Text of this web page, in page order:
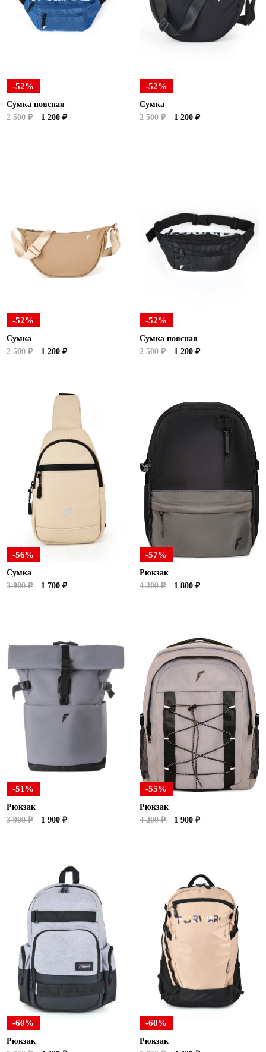
Новосибирская область (3)
Омская область (5)
Республика Татарстан (2)
Ростовская область (2)
Самарская область (1)
Тюменская область (3)
Хакасия (1)
Ханты-Мансийский автономный округ (3)
Ямало-Ненецкий автономный округ (1)
Ярославская область (1)
-52%
Сумка поясная
2 500 ₽
1 200 ₽
-52%
Сумка
2 500 ₽
1 200 ₽
-52%
Сумка
2 500 ₽
1 200 ₽
-52%
Сумка поясная
2 500 ₽
1 200 ₽
-56%
Сумка
3 900 ₽
1 700 ₽
-57%
Рюкзак
4 200 ₽
1 800 ₽
-51%
Рюкзак
3 900 ₽
1 900 ₽
-55%
Рюкзак
4 200 ₽
1 900 ₽
-60%
Рюкзак
-60%
Рюкзак